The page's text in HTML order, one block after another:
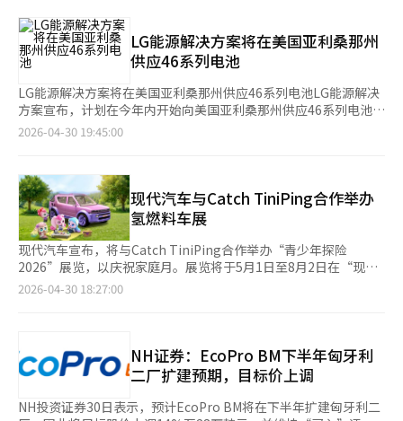
足这一需求。公司还计划在五昌工厂进行电动汽车电池的试点生
产，以便更好地满足客户需求。“我们正在积极准备，以确保在未
来几年内能够满足市场对方形电池的需求。” LG能源解决方案的
一位发言人表示。背景方面，LG能源解决方案一直在扩大其全球
生产能力，以应对不断增长的电池需求。公司在北美、欧洲和亚洲
均有生产基地，并计划进一步扩大产能。展望未来，LG能源解决
方案将继续投资于新技术和生产设施，以保持在全球电池市场的竞
争力。※ 本报道经人工智能（AI）系统翻译与编辑。
LG能源解决方案将在美国亚利桑那州
供应46系列电池
LG能源解决方案将在美国亚利桑那州供应46系列电池LG能源解决
方案宣布，计划在今年内开始向美国亚利桑那州供应46系列电池。
公司表示，去年年底已经在韩国的五昌工厂开始供应该系列电池。
正在努力加快生产速度，以便尽快满足客户的需求。”发言人表
示。背景显示，46系列电池因其高效能和长寿命而备受市场关注。
LG能源解决方案一直在扩大其全球生产能力，以保持在电池市场
的竞争力。展望未来，公司计划进一步扩大生产线，以应对全球市
场的需求增长。※ 本报道经人工智能（AI）系统翻译与编辑。
2026-04-30 19:45:00
现代汽车与Catch TiniPing合作举办
氢燃料车展
现代汽车宣布，将与Catch TiniPing合作举办“青少年探险
2026”展览，以庆祝家庭月。展览将于5月1日至8月2日在“现代
汽车工作室高阳”和“现代汽车工作室釜山”举行。此次展览以氢
动”，讲述现代汽车研究员SapunPing制造的NEXO被盗后，赛车
手哈秋Ping和朋友们找回的故事。现代汽车在4月27日发布了短片
预告片，提升了观众对展览的期待。此外，展览还设有“现代汽车
x TiniPing体验区”，通过TiniPing的故事，趣味学习NEXO的原
2026-04-30 18:27:00
NH证券：EcoPro BM下半年匈牙利
二厂扩建预期，目标价上调
NH投资证券30日表示，预计EcoPro BM将在下半年扩建匈牙利二